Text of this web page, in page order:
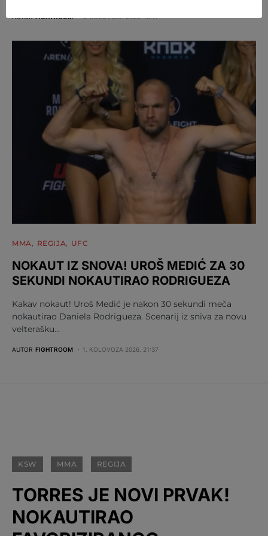
AUTOR FIGHTROOM 4. KOLOVOZA 2026. 10:11
MMA REGIJA UFC
NOKAUT IZ SNOVA! UROŠ MEDIĆ ZA 30
SEKUNDI NOKAUTIRAO RODRIGUEZA
Kakav nokaut! Uroš Medić je nakon 30 sekundi meča
nokautirao Daniela Rodrigueza. Scenarij iz sniva za novu
velterašku…
AUTOR FIGHTROOM 1. KOLOVOZA 2026. 21:37
KSW MMA REGIJA
TORRES JE NOVI PRVAK!
NOKAUTIRAO